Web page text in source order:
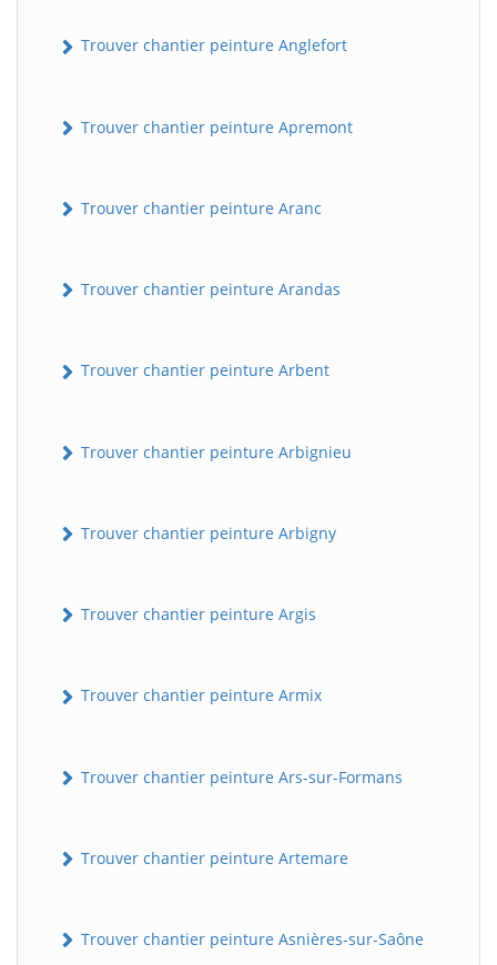
Trouver chantier peinture Anglefort
Trouver chantier peinture Apremont
Trouver chantier peinture Aranc
Trouver chantier peinture Arandas
Trouver chantier peinture Arbent
Trouver chantier peinture Arbignieu
Trouver chantier peinture Arbigny
Trouver chantier peinture Argis
Trouver chantier peinture Armix
Trouver chantier peinture Ars-sur-Formans
Trouver chantier peinture Artemare
Trouver chantier peinture Asnières-sur-Saône